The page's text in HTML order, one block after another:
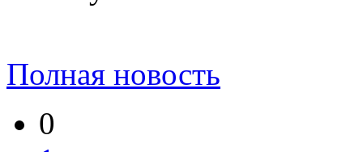
Полная новость
0